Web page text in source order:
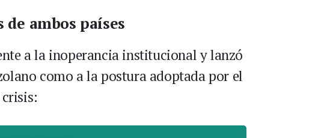
ambos países
a la inoperancia institucional y lanzó
como a la postura adoptada por el